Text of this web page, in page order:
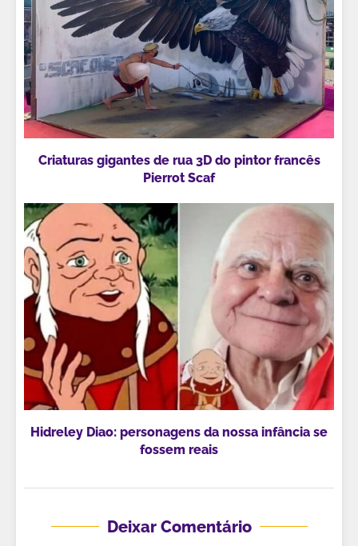
Criaturas gigantes de rua 3D do pintor francês
Pierrot Scaf
Hidreley Diao: personagens da nossa infância se
fossem reais
Deixar Comentário